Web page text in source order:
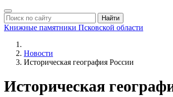
Найти
Книжные памятники Псковской области
Новости
Историческая география России
Историческая